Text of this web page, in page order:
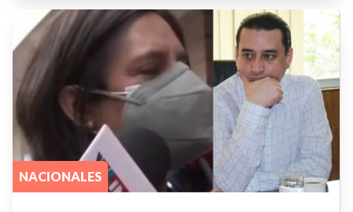
NACIONALES